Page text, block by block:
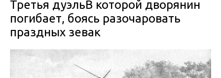
Третья дуэльВ которой дворянин
погибает, боясь разочаровать
праздных зевак